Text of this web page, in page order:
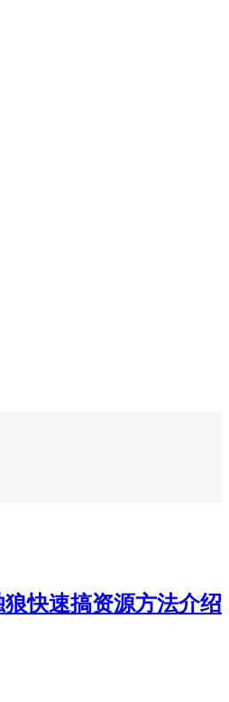
狼快速搞资源方法介绍